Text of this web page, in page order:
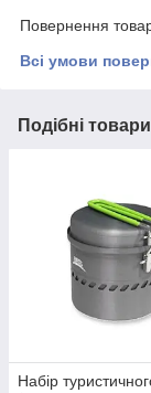
Повернення
Всі умови
Подібні
Набір